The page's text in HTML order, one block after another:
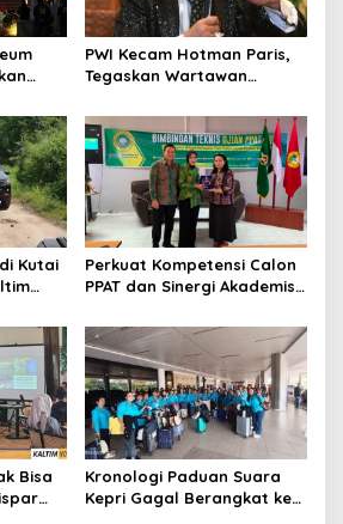
PWI Kecam Hotman Paris,
Tegaskan Wartawan
Kutai
Perkuat Kompetensi Calon
PPAT dan Sinergi Akademis,
Bimtek Ujian PPAT 2026
Bisa
Kronologi Paduan Suara
Kepri Gagal Berangkat ke